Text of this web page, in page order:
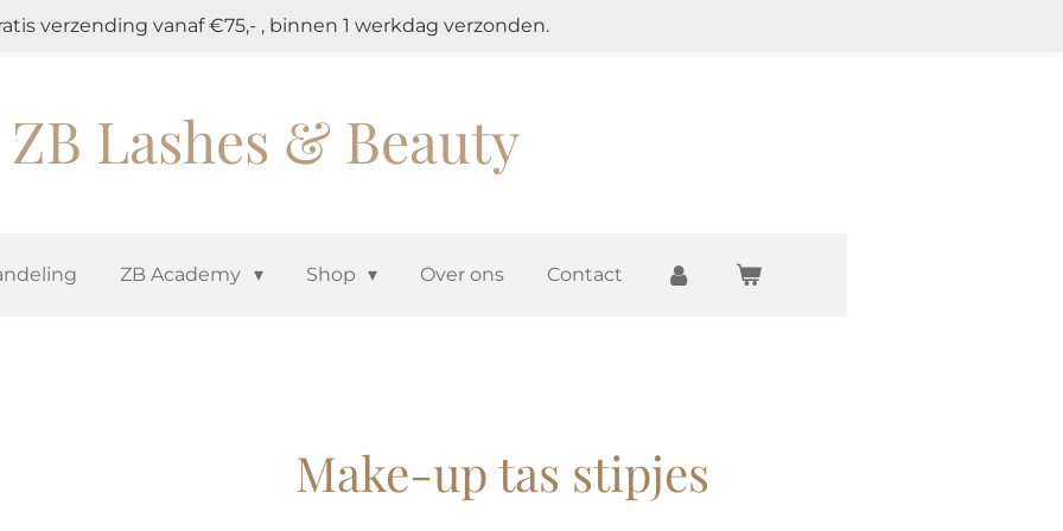
verzending vanaf €75,- , binnen 1 werkdag verzonden.
ZB Lashes & Beauty
ZB Academy Shop Over ons Contact
Make-up tas stipjes